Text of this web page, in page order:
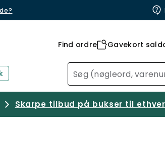
Find ordre Gavekort
Skarpe tilbud på bukser til